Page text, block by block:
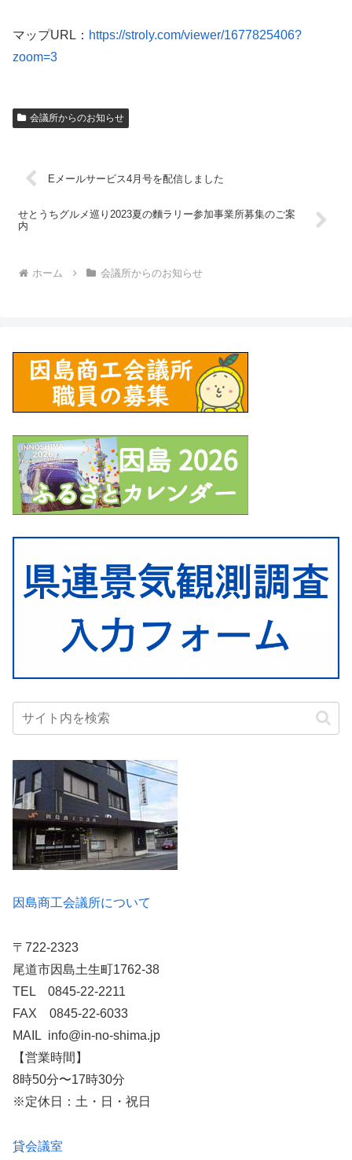
マップURL： https://stroly.com/viewer/1677825406?
zoom=3
会議所からのお知らせ
Eメールサービス4月号を配信しました
せとうちグルメ巡り2023夏の麵ラリー参加事業所募集のご案
内
ホーム 会議所からのお知らせ
因島商工会議所について
〒722-2323
尾道市因島土生町1762-38
TEL 0845-22-2211
FAX 0845-22-6033
MAIL info@in-no-shima.jp
【営業時間】
8時50分〜17時30分
※定休日：土・日・祝日
貸会議室